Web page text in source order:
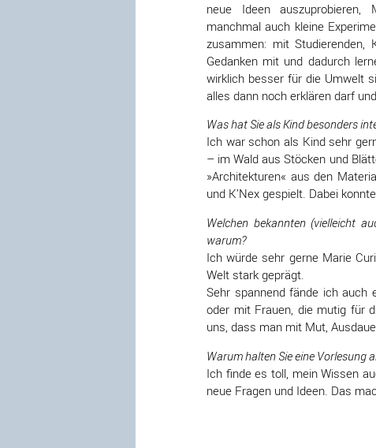
neue Ideen
manchmal auch kleine
zusammen: mit
Gedanken mit und dadurch
wirklich besser für die Umwelt
alles dann noch erklären darf
Was hat Sie als Kind besonders
Ich war schon als Kind sehr
– im Wald aus Stöcken und
»Architekturen« aus den
und K’Nex gespielt. Dabei
Welchen bekannten (vielleicht
warum?
Ich würde sehr gerne Marie
Welt stark geprägt.
Sehr spannend fände ich
oder mit Frauen, die mutig für
uns, dass man mit Mut,
Warum halten Sie eine Vorlesung
Ich finde es toll, mein Wissen
neue Fragen und Ideen. Das